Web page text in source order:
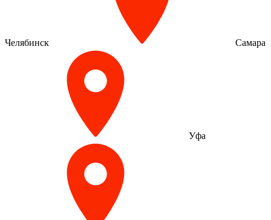
Челябинск Самара
Уфа